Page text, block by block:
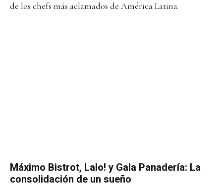
de los chefs más aclamados de América Latina.
Máximo Bistrot, Lalo! y Gala Panadería: La
consolidación de un sueño